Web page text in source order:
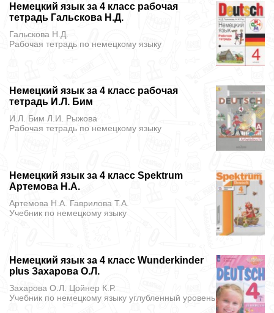
Немецкий язык за 4 класс рабочая
тетрадь Гальскова Н.Д.
Гальскова Н.Д.
Рабочая тетрадь по немецкому языку
Немецкий язык за 4 класс рабочая
тетрадь И.Л. Бим
И.Л. Бим Л.И. Рыжова
Рабочая тетрадь по немецкому языку
Немецкий язык за 4 класс Spektrum
Артемова Н.А.
Артемова Н.А. Гаврилова Т.А.
Учебник по немецкому языку
Немецкий язык за 4 класс Wunderkinder
plus Захарова О.Л.
Захарова О.Л. Цойнер К.Р.
Учебник по немецкому языку углубленный уровень